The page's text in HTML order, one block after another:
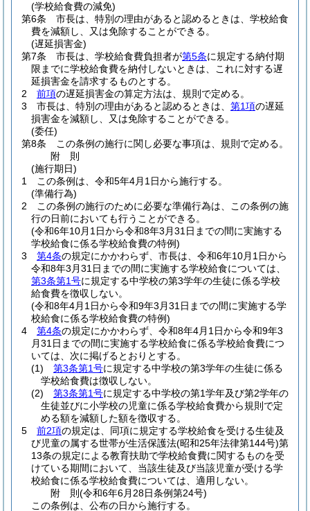
(学校給食費の減免)
第6条
市長は、特別の理由があると認めるときは、学校給食
費を減額し、又は免除することができる。
(遅延損害金)
第7条
市長は、学校給食費負担者が第5条に規定する納付期
限までに学校給食費を納付しないときは、これに対する遅
延損害金を請求するものとする。
2
前項の遅延損害金の算定方法は、規則で定める。
3
市長は、特別の理由があると認めるときは、 第1項の遅延
損害金を減額し、又は免除することができる。
(委任)
第8条
この条例の施行に関し必要な事項は、規則で定める。
附 則
(施行期日)
1
この条例は、令和5年4月1日から施行する。
(準備行為)
2
この条例の施行のために必要な準備行為は、この条例の施
行の日前においても行うことができる。
(令和6年10月1日から令和8年3月31日までの間に実施する
学校給食に係る学校給食費の特例)
3
第4条の規定にかかわらず、市長は、令和6年10月1日から
令和8年3月31日までの間に実施する学校給食については、
第3条第1号に規定する中学校の第3学年の生徒に係る学校
給食費を徴収しない。
(令和8年4月1日から令和9年3月31日までの間に実施する学
校給食に係る学校給食費の特例)
4
第4条の規定にかかわらず、令和8年4月1日から令和9年3
月31日までの間に実施する学校給食に係る学校給食費につ
いては、次に掲げるとおりとする。
(1)
第3条第1号に規定する中学校の第3学年の生徒に係る
学校給食費は徴収しない。
(2)
第3条第1号に規定する中学校の第1学年及び第2学年の
生徒並びに小学校の児童に係る学校給食費から規則で定
める額を減額した額を徴収する。
5
前2項の規定は、同項に規定する学校給食を受ける生徒及
び児童の属する世帯が生活保護法(昭和25年法律第144号)第
13条の規定による教育扶助で学校給食費に関するものを受
けている期間において、当該生徒及び当該児童が受ける学
校給食に係る学校給食費については、適用しない。
附 則(令和6年6月28日条例第24号)
この条例は、公布の日から施行する。